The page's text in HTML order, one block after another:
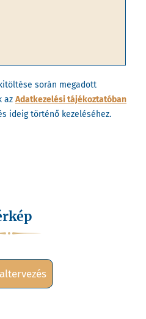
során megadott
az Adatkezelési tájékoztatóban
ideig történő kezeléséhez.